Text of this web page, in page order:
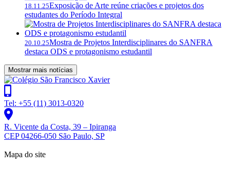
18.11.25Exposição de Arte reúne criações e projetos dos
estudantes do Período Integral
20.10.25Mostra de Projetos Interdisciplinares do SANFRA
destaca ODS e protagonismo estudantil
Mostrar mais notícias
Tel: +55 (11) 3013-0320
R. Vicente da Costa, 39 – Ipiranga
CEP 04266-050 São Paulo, SP
Mapa do site